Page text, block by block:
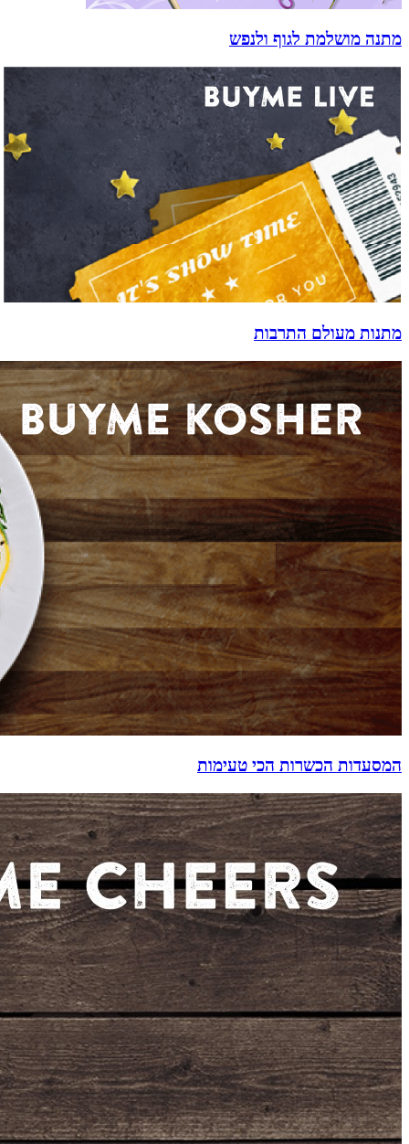
מתנה מושלמת לגוף ולנפש
מתנות מעולם התרבות
המסעדות הכשרות הכי טעימות